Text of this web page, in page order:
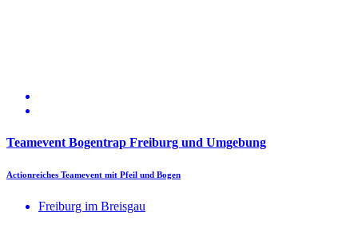
Teamevent Bogentrap Freiburg und Umgebung
Actionreiches Teamevent mit Pfeil und Bogen
Freiburg im Breisgau